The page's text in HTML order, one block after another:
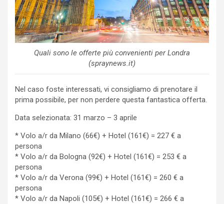
Quali sono le offerte più convenienti per Londra
(spraynews.it)
Nel caso foste interessati, vi consigliamo di prenotare il
prima possibile, per non perdere questa fantastica offerta.
Data selezionata: 31 marzo – 3 aprile
* Volo a/r da Milano (66€) + Hotel (161€) = 227 € a
persona
* Volo a/r da Bologna (92€) + Hotel (161€) = 253 € a
persona
* Volo a/r da Verona (99€) + Hotel (161€) = 260 € a
persona
* Volo a/r da Napoli (105€) + Hotel (161€) = 266 € a